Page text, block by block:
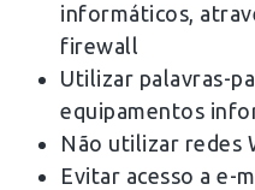
informáticos,
firewall
Utilizar palavras-
equipamentos
Não utilizar redes
Evitar acesso a e-